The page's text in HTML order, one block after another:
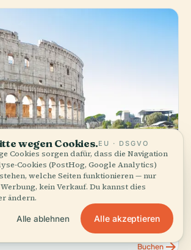
with Audio Guide App -
Gleicher Preis wie offiziell
Buchen
wegen Cookies.EU · DSGVO
Cookies sorgen dafür, dass die Navigation
Cookies (PostHog, Google Analytics)
welche Seiten funktionieren — nur
kein Verkauf. Du kannst dies
ändern.
Alle ablehnen Alle akzeptieren